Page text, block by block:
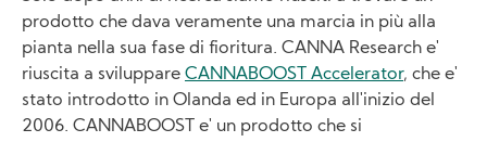
prodotto che dava veramente una marcia in più alla
pianta nella sua fase di fioritura. CANNA Research e'
riuscita a sviluppare CANNABOOST Accelerator, che e'
stato introdotto in Olanda ed in Europa all'inizio del
2006. CANNABOOST e' un prodotto che si